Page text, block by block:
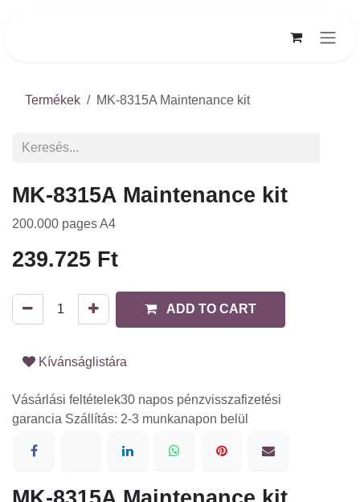
Termékek MK-8315A Maintenance kit
MK-8315A Maintenance kit
200.000 pages A4
239.725Ft
ADD TO CART
Kívánságlistára
Vásárlási feltételek30 napos pénzvisszafizetési garancia
Szállítás: 2-3 munkanapon belül